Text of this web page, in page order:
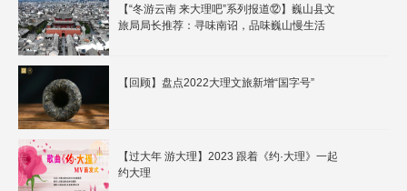
【“冬游云南 来大理吧”系列报道⑫】巍山县文
旅局局长推荐：寻味南诏，品味巍山慢生活
【回顾】盘点2022大理文旅新增“国字号”
【过大年 游大理】2023 跟着《约·大理》一起
约大理